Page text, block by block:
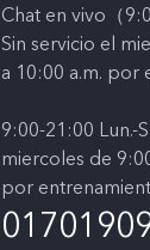
Chat en vivo（
Sin servicio el
a 10:00 a.m. por
9:00-21:00 Lun.-
miercoles de
por